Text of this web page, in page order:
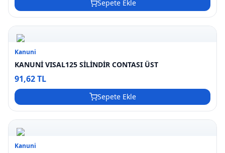
Sepete Ekle
Kanuni
KANUNİ VISAL125 SİLİNDİR CONTASI ÜST
91,62 TL
Sepete Ekle
Kanuni